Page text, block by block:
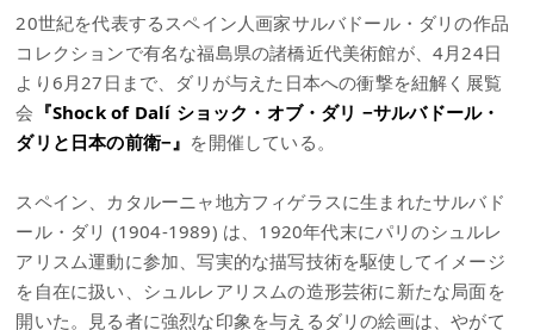
20世紀を代表するスペイン人画家サルバドール・ダリの作品
コレクションで有名な福島県の諸橋近代美術館が、4月24日
より6月27日まで、ダリが与えた日本への衝撃を紐解く展覧
会 『Shock of Dalí ショック・オブ・ダリ −サルバドール・
ダリと日本の前衛−』 を開催している。
スペイン、カタルーニャ地方フィゲラスに生まれたサルバド
ール・ダリ (1904-1989) は、1920年代末にパリのシュルレ
アリスム運動に参加、写実的な描写技術を駆使してイメージ
を自在に扱い、シュルレアリスムの造形芸術に新たな局面を
開いた。見る者に強烈な印象を与えるダリの絵画は、やがて